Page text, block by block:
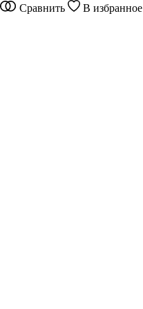
Сравнить
В избранное